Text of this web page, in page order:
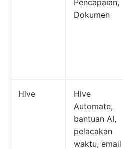
Pencapaian,
Dokumen
Hive
Hive
Automate,
bantuan AI,
pelacakan
waktu, email